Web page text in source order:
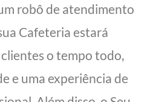
robô de atendimento
Cafeteria estará
o tempo todo,
e uma experiência de